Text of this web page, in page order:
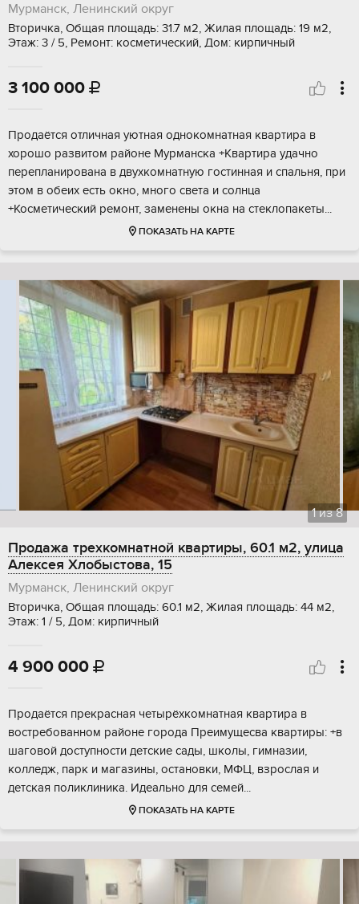
Мурманск, Ленинский округ
Вторичка, Общая площадь: 31.7 м2, Жилая площадь: 19 м2,
Этаж: 3 / 5, Ремонт: косметический, Дом: кирпичный
3 100 000 
Продаётся отличная уютная однокомнатная квартира в
хорошо развитом районе Мурманска +Квартира удачно
перепланирована в двухкомнатную гостинная и спальня, при
этом в обеих есть окно, много света и солнца
+Косметический ремонт, заменены окна на стеклопакеты...
ПОКАЗАТЬ НА КАРТЕ
1из8
Продажа трехкомнатной квартиры, 60.1 м2, улица
Алексея Хлобыстова, 15
Мурманск, Ленинский округ
Вторичка, Общая площадь: 60.1 м2, Жилая площадь: 44 м2,
Этаж: 1 / 5, Дом: кирпичный
4 900 000 
Продаётся прекрасная четырёхкомнатная квартира в
востребованном районе города Преимущесва квартиры: +в
шаговой доступности детские сады, школы, гимназии,
колледж, парк и магазины, остановки, МФЦ, взрослая и
детская поликлиника. Идеально для семей...
ПОКАЗАТЬ НА КАРТЕ